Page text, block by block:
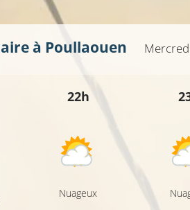
à Poullaouen
22h
Nuageux